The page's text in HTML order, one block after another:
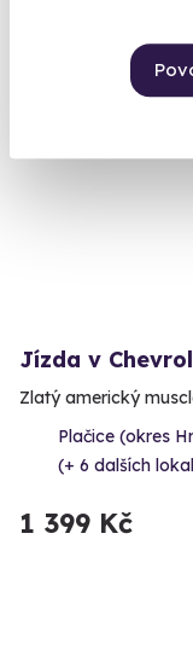
Jízda v
Zlatý americký
Plačice (okres
(+ 6 dalších
1 399 Kč